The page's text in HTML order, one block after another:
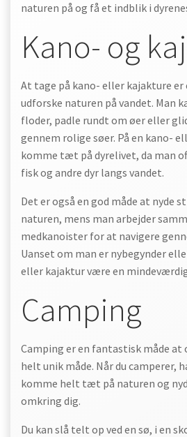
naturen på og få et indblik i
Kano- og
At tage på kano- eller kajakture
udforske naturen på vandet. Man
floder, padle rundt om øer eller
gennem rolige søer. På en kano-
komme tæt på dyrelivet, da man
fisk og andre dyr langs vandet.
Det er også en god måde at nyde
naturen, mens man arbejder
medkanoister for at navigere
Uanset om man er nybegynder
eller kajaktur være en
Camping
Camping er en fantastisk måde at
helt unik måde. Når du camperer,
komme helt tæt på naturen og
omkring dig.
Du kan slå telt op ved en sø, i en